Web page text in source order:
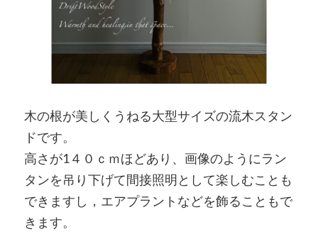
木の根が美しくうねる大型サイズの流木スタン
ドです。
高さが1４０ｃｍほどあり、画像のようにラン
タンを吊り下げて間接照明として楽しむことも
できますし，エアプラントなどを飾ることもで
きます。